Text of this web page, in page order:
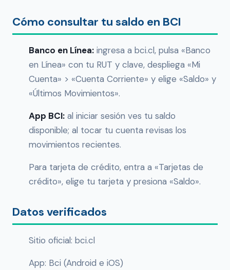
Cómo consultar tu saldo en BCI
Banco en Línea: ingresa a bci.cl, pulsa «Banco
en Línea» con tu RUT y clave, despliega «Mi
Cuenta» > «Cuenta Corriente» y elige «Saldo» y
«Últimos Movimientos».
App BCI: al iniciar sesión ves tu saldo
disponible; al tocar tu cuenta revisas los
movimientos recientes.
Para tarjeta de crédito, entra a «Tarjetas de
crédito», elige tu tarjeta y presiona «Saldo».
Datos verificados
Sitio oficial: bci.cl
App: Bci (Android e iOS)